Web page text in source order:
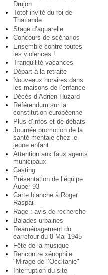
Drujon
Totof invité du roi de
Thaïlande
Stage d’aquarelle
Concours de scénarios
Ensemble contre toutes
les violences !
Tranquilité vacances
Départ à la retraite
Nouveaux horaires dans
les maisons de l’enfance
Décès d’Adrien Huzard
Référendum sur la
constitution européenne
Plus d’infos et de débats
Journée promotion de la
santé mentale chez le
jeune enfant
Attention aux faux agents
municipaux
Casting
Présentation de l’équipe
Auber 93
Carte blanche à Roger
Raspail
Rage : avis de recherche
Balades urbaines
Réaménagement du
carrefour du 8-Mai 1945
Fête de la musique
Rencontre xénophile
"Mirage de l’Occitanie"
Interruption du site